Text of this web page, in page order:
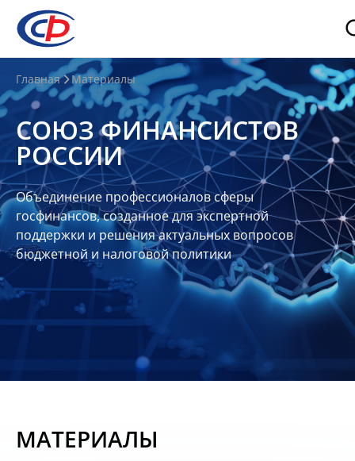
О
нас
О
СФР
Совет
Союза
Участники
Планы
отчеты
Контакты
Материалы
Главная Материалы
СОЮЗ ФИНАНСИСТОВ
РОССИИ
Объединение профессионалов сферы
госфинансов, созданное для экспертной
поддержки и решения актуальных вопросов
бюджетной и налоговой политики
МАТЕРИАЛЫ